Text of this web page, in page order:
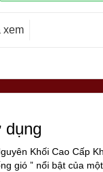
xem
dụng
Khối Cao Cấp
gió ” nổi bật của